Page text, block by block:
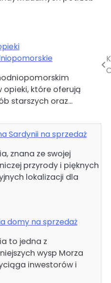
opieki, które oferują
starszych oraz…
Sardynii na sprzedaż
znana ze swojej
przyrody i pięknych
lokalizacji dla
domy na sprzedaż
to jedna z
wysp Morza
inwestorów i